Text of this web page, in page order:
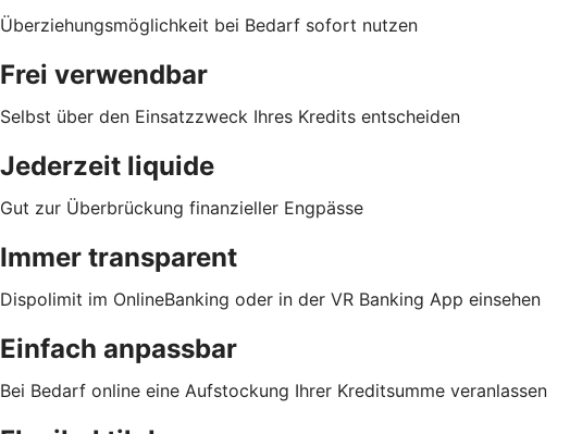
Überziehungsmöglichkeit bei Bedarf sofort nutzen
Frei verwendbar
Selbst über den Einsatzzweck Ihres Kredits entscheiden
Jederzeit liquide
Gut zur Überbrückung finanzieller Engpässe
Immer transparent
Dispolimit im OnlineBanking oder in der VR Banking App einsehen
Einfach anpassbar
Bei Bedarf online eine Aufstockung Ihrer Kreditsumme veranlassen